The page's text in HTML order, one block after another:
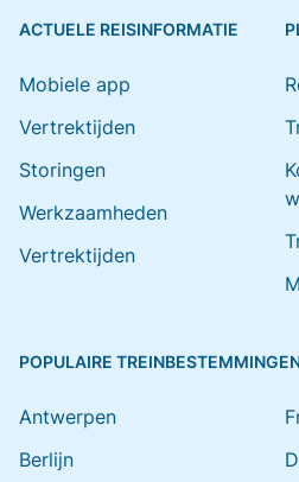
ACTUELE REISINFORMATIE
Mobiele app
Vertrektijden
Storingen
Werkzaamheden
Vertrektijden
POPULAIRE
Antwerpen
Berlijn